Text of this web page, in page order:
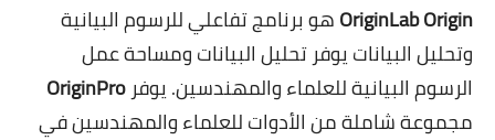
OriginLab Originهو برنامج تفاعلي للرسوم البيانية
وتحليل البيانات يوفر تحليل البيانات ومساحة عمل
الرسوم البيانية للعلماء والمهندسين. يوفرOriginPro
مجموعة شاملة من الأدوات للعلماء والمهندسين في